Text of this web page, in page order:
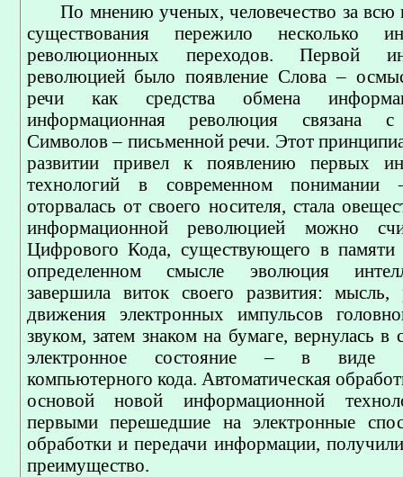
По мнению ученых, человечество за всю
существования пережило несколько
революционных переходов. Первой
революцией было появление Слова –
речи как средства обмена
информационная революция связана с
Символов – письменной речи. Этот
развитии привел к появлению первых
технологий в современном понимании
оторвалась от своего носителя, стала
информационной революцией можно
Цифрового Кода, существующего в
определенном смысле эволюция
завершила виток своего развития: мысль,
движения электронных импульсов
звуком, затем знаком на бумаге, вернулась в
электронное состояние – в виде
компьютерного кода. Автоматическая
основой новой информационной
первыми перешедшие на электронные
обработки и передачи информации,
преимущество.